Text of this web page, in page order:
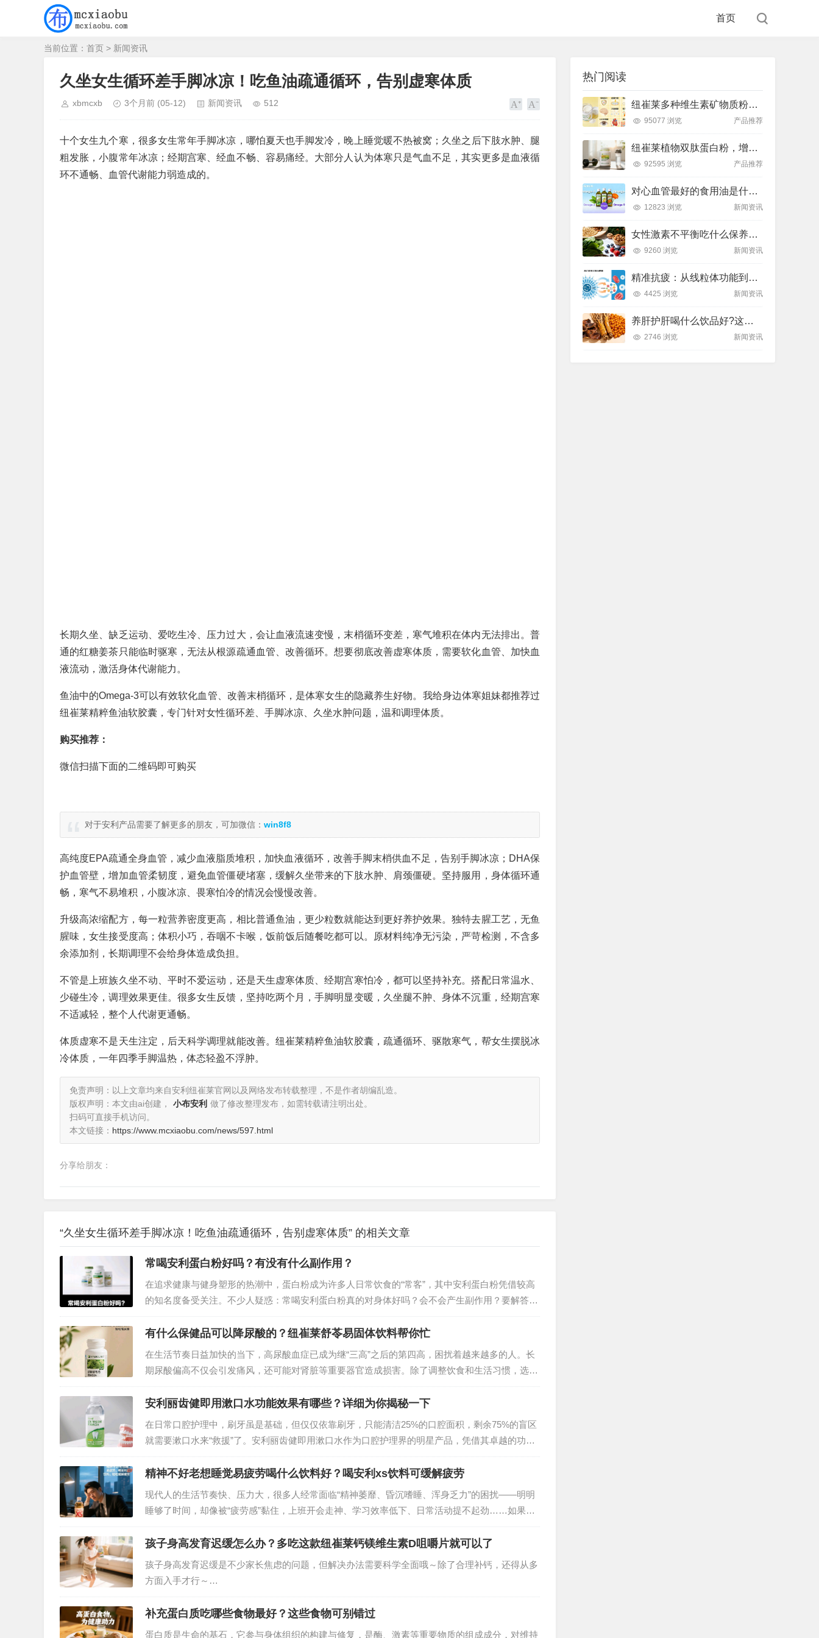
首页
当前位置： 首页 > 新闻资讯
久坐女生循环差手脚冰凉！吃鱼油疏通循环，告别虚寒体质
xbmcxb 3个月前 (05-12) 新闻资讯 512
十个女生九个寒，很多女生常年手脚冰凉，哪怕夏天也手脚发冷，晚上睡觉暖不热被窝；久坐之后下肢水肿、腿
粗发胀，小腹常年冰凉；经期宫寒、经血不畅、容易痛经。大部分人认为体寒只是气血不足，其实更多是血液循
环不通畅、血管代谢能力弱造成的。
长期久坐、缺乏运动、爱吃生冷、压力过大，会让血液流速变慢，末梢循环变差，寒气堆积在体内无法排出。普
通的红糖姜茶只能临时驱寒，无法从根源疏通血管、改善循环。想要彻底改善虚寒体质，需要软化血管、加快血
液流动，激活身体代谢能力。
鱼油中的Omega-3可以有效软化血管、改善末梢循环，是体寒女生的隐藏养生好物。我给身边体寒姐妹都推荐过
纽崔莱精粹鱼油软胶囊，专门针对女性循环差、手脚冰凉、久坐水肿问题，温和调理体质。
购买推荐：
微信扫描下面的二维码即可购买
对于安利产品需要了解更多的朋友，可加微信： win8f8
高纯度EPA疏通全身血管，减少血液脂质堆积，加快血液循环，改善手脚末梢供血不足，告别手脚冰凉；DHA保
护血管壁，增加血管柔韧度，避免血管僵硬堵塞，缓解久坐带来的下肢水肿、肩颈僵硬。坚持服用，身体循环通
畅，寒气不易堆积，小腹冰凉、畏寒怕冷的情况会慢慢改善。
升级高浓缩配方，每一粒营养密度更高，相比普通鱼油，更少粒数就能达到更好养护效果。独特去腥工艺，无鱼
腥味，女生接受度高；体积小巧，吞咽不卡喉，饭前饭后随餐吃都可以。原材料纯净无污染，严苛检测，不含多
余添加剂，长期调理不会给身体造成负担。
不管是上班族久坐不动、平时不爱运动，还是天生虚寒体质、经期宫寒怕冷，都可以坚持补充。搭配日常温水、
少碰生冷，调理效果更佳。很多女生反馈，坚持吃两个月，手脚明显变暖，久坐腿不肿、身体不沉重，经期宫寒
不适减轻，整个人代谢更通畅。
体质虚寒不是天生注定，后天科学调理就能改善。纽崔莱精粹鱼油软胶囊，疏通循环、驱散寒气，帮女生摆脱冰
冷体质，一年四季手脚温热，体态轻盈不浮肿。
免责声明：以上文章均来自安利纽崔莱官网以及网络发布转载整理，不是作者胡编乱造。
版权声明：本文由ai创建，
小布安利 做了修改整理发布，如需转载请注明出处。
扫码可直接手机访问。
本文链接： https://www.mcxiaobu.com/news/597.html
分享给朋友：
“久坐女生循环差手脚冰凉！吃鱼油疏通循环，告别虚寒体质” 的相关文章
常喝安利蛋白粉好吗？有没有什么副作用？
在追求健康与健身塑形的热潮中，蛋白粉成为许多人日常饮食的“常客”，其中安利蛋白粉凭借较高
的知名度备受关注。不少人疑惑：常喝安利蛋白粉真的对身体好吗？会不会产生副作用？要解答这
些问题，需要从蛋白粉的成分、适用人群以及科学饮用方式等多个角度深入分析。…
有什么保健品可以降尿酸的？纽崔莱舒苓易固体饮料帮你忙
在生活节奏日益加快的当下，高尿酸血症已成为继“三高”之后的第四高，困扰着越来越多的人。长
期尿酸偏高不仅会引发痛风，还可能对肾脏等重要器官造成损害。除了调整饮食和生活习惯，选择
合适的保健品辅助降尿酸也至关重要。在众多产品中，纽崔莱舒苓易固体饮料凭借天然的成分和显
著的效果脱颖而出，成为降尿酸的优质之选。…
安利丽齿健即用漱口水功能效果有哪些？详细为你揭秘一下
在日常口腔护理中，刷牙虽是基础，但仅仅依靠刷牙，只能清洁25%的口腔面积，剩余75%的盲区
就需要漱口水来“救援”了。安利丽齿健即用漱口水作为口腔护理界的明星产品，凭借其卓越的功
效，为我们的口腔健康保驾护航。…
精神不好老想睡觉易疲劳喝什么饮料好？喝安利xs饮料可缓解疲劳
现代人的生活节奏快、压力大，很多人经常面临“精神萎靡、昏沉嗜睡、浑身乏力”的困扰——明明
睡够了时间，却像被“疲劳感”黏住，上班开会走神、学习效率低下、日常活动提不起劲……如果你
也被这些问题困扰，或许一罐安利 XS 饮料能成为你的“活力救星”，用科学配方帮身体击退疲劳，
重新找回清醒状态。…
孩子身高发育迟缓怎么办？多吃这款纽崔莱钙镁维生素D咀嚼片就可以了
孩子身高发育迟缓是不少家长焦虑的问题，但解决办法需要科学全面哦～除了合理补钙，还得从多
方面入手才行～…
补充蛋白质吃哪些食物最好？这些食物可别错过
蛋白质是生命的基石，它参与身体组织的构建与修复，是酶、激素等重要物质的组成成分，对维持
热门阅读
纽崔莱多种维生素矿物质粉，小金粉守护全天健康活力
95077 浏览 产品推荐
纽崔莱植物双肽蛋白粉，增肌补充蛋白质好帮手
92595 浏览 产品推荐
对心血管最好的食用油是什么油？推荐吃这款安利油品
12823 浏览 新闻资讯
女性激素不平衡吃什么保养片可以调节？推荐吃这款纽崔莱保养片
9260 浏览 新闻资讯
精准抗疲：从线粒体功能到造血机制，热门营养方案全解析
4425 浏览 新闻资讯
养肝护肝喝什么饮品好?这款纽崔莱饮品别错过
2746 浏览 新闻资讯